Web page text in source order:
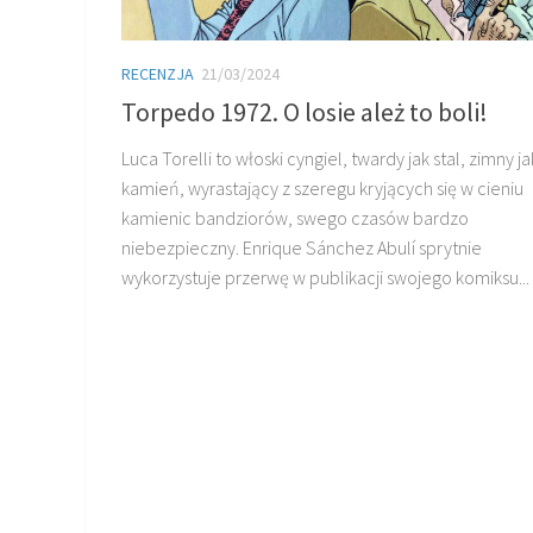
RECENZJA 21/03/2024
Torpedo 1972. O losie ależ to boli!
Luca Torelli to włoski cyngiel, twardy jak stal, zimny
kamień, wyrastający z szeregu kryjących się w cieniu
kamienic bandziorów, swego czasów bardzo
niebezpieczny. Enrique Sánchez Abulí sprytnie
wykorzystuje przerwę w publikacji swojego komiksu...